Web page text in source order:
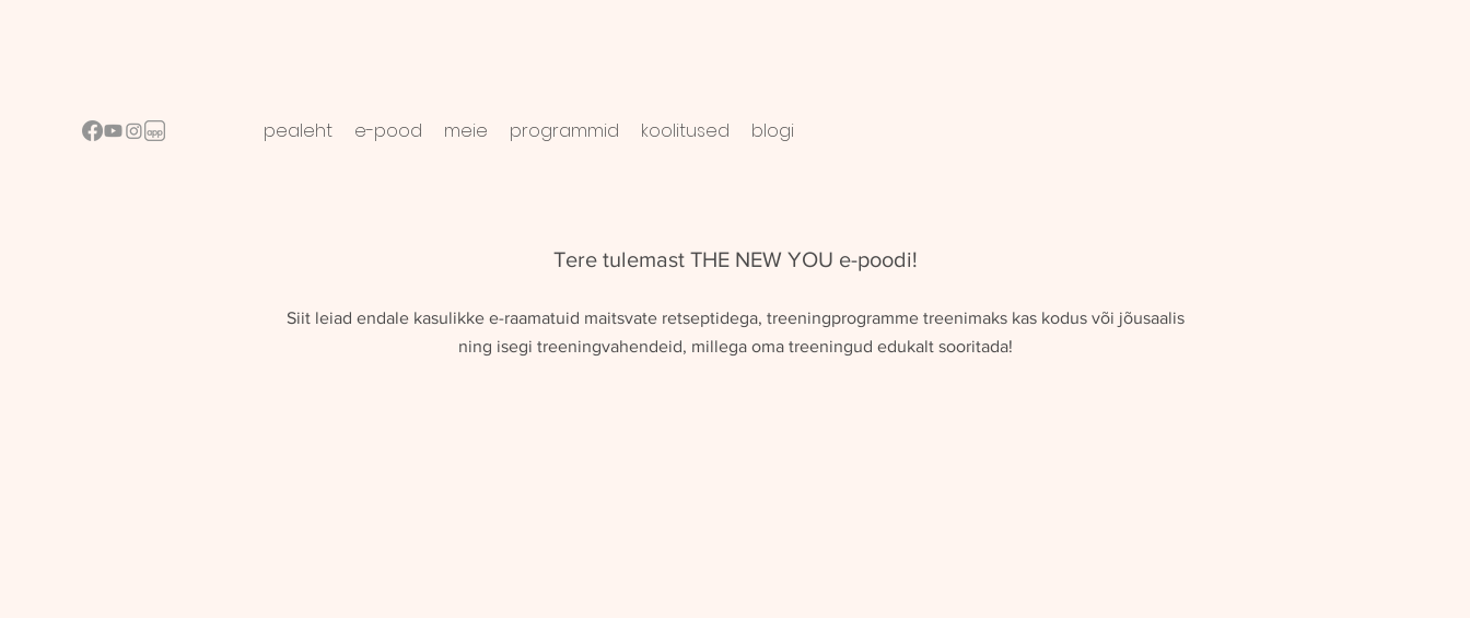
pealeht e-pood meie programmid koolitused blogi
Tere tulemast THE NEW YOU e-poodi!
Siit leiad endale kasulikke e-raamatuid maitsvate retseptidega, treeningprogramme treenimaks kas kodus või jõusaalis
ning isegi treeningvahendeid, millega oma treeningud edukalt sooritada!